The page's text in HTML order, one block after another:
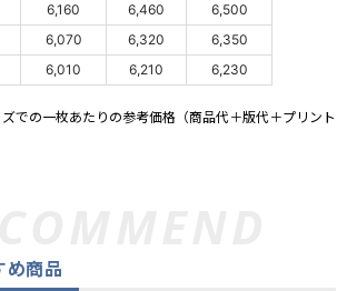
6,160 6,460
6,500
6,070 6,320
6,350
6,010 6,210 6,230
での一枚あたりの参考価格（商品代＋版代＋プリント
め商品